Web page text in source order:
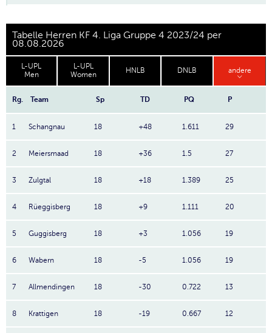
Tabelle Herren KF 4. Liga Gruppe 4 2023/24 per
08.08.2026
L-UPL
Men
L-UPL
Women
HNLB DNLB andere
Rg. Team Sp TD PQ P
1 Schangnau 18 +48 1.611 29
2 Meiersmaad 18 +36 1.5 27
3 Zulgtal 18 +18 1.389 25
4 Rüeggisberg 18 +9 1.111 20
5 Guggisberg 18 +3 1.056 19
6 Wabern 18 -5 1.056 19
7 Allmendingen 18 -30 0.722 13
8 Krattigen 18 -19 0.667 12